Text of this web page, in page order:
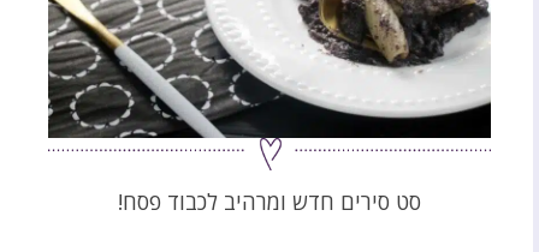
סט סירים חדש ומרהיב לכבוד פסח!